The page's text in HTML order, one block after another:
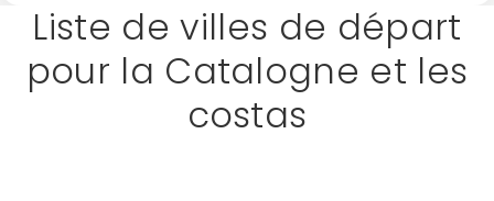
Liste de villes de départ
pour la Catalogne et les
costas